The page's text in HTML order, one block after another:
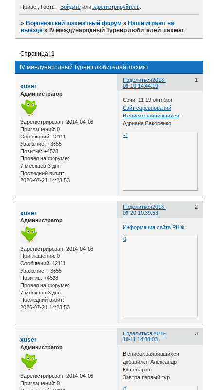
Привет, Гость! Войдитеили зарегистрируйтесь.
»Воронежский шахматный форум »Наши играют на
выезде »IV международный Турнир любителей шахмат
IV международный Турнир любителей шахмат
Страница:1
Поделиться 1
2018-
09-10 14:44:19
xuser
Администратор
Зарегистрирован: 2014-04-06
Приглашений: 0
Сообщений: 12111
Уважение: +3655
Позитив: +4528
Провел на форуме:
7 месяцев 3 дня
Последний визит:
2026-07-21 14:23:53
Сочи, 11-19 октября
Сайт соревнований
В списке заявившихся -
Адриана Сакоренко
-1
Поделиться 2
2018-
09-20 10:39:53
xuser
Администратор
Зарегистрирован: 2014-04-06
Приглашений: 0
Сообщений: 12111
Уважение: +3655
Позитив: +4528
Провел на форуме:
7 месяцев 3 дня
Последний визит:
2026-07-21 14:23:53
Информация сайта РШФ
0
Поделиться 3
2018-
10-11 14:38:03
xuser
Администратор
Зарегистрирован: 2014-04-06
Приглашений: 0
В список заявившихся
добавился Александр
Кошеваров
Завтра первый тур